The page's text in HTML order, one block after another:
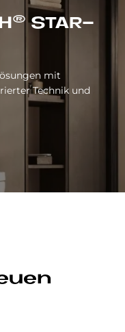
STAR­
mit
Technik und